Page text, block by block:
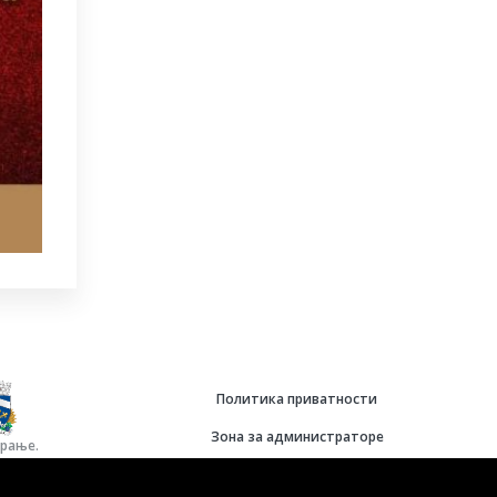
Политика приватности
Зона за администраторе